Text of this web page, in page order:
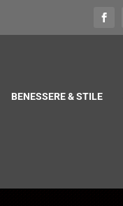
BENESSERE & STILE